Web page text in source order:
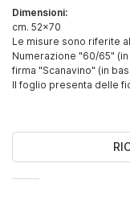
Dimensioni:
cm. 52x70
Le misure sono riferite
Numerazione "60/65"
firma "Scanavino" (in
Il foglio presenta delle